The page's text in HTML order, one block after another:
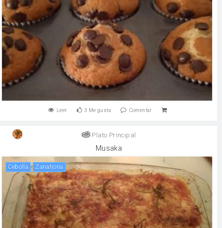
Leer 3 Me gusta Comentar
Plato Principal
Musaka
cebolla zanahoria